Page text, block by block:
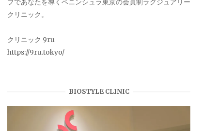
プであなたを導くペニンシュラ東京の会員制ラグジュアリー
クリニック。
クリニック 9ru
https://9ru.tokyo/
BIOSTYLE CLINIC